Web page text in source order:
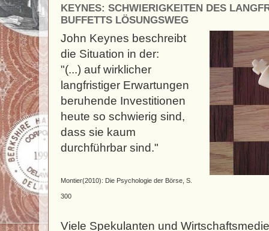
KEYNES: SCHWIERIGKEITEN DES
BUFFETTS LÖSUNGSWEG
John Keynes beschreibt
die Situation in der:
"(...) auf wirklicher
langfristiger Erwartungen
beruhende Investitionen
heute so schwierig sind,
dass sie kaum
durchführbar sind."
Montier(2010): Die Psychologie der Börse, S.
300
Viele Spekulanten und